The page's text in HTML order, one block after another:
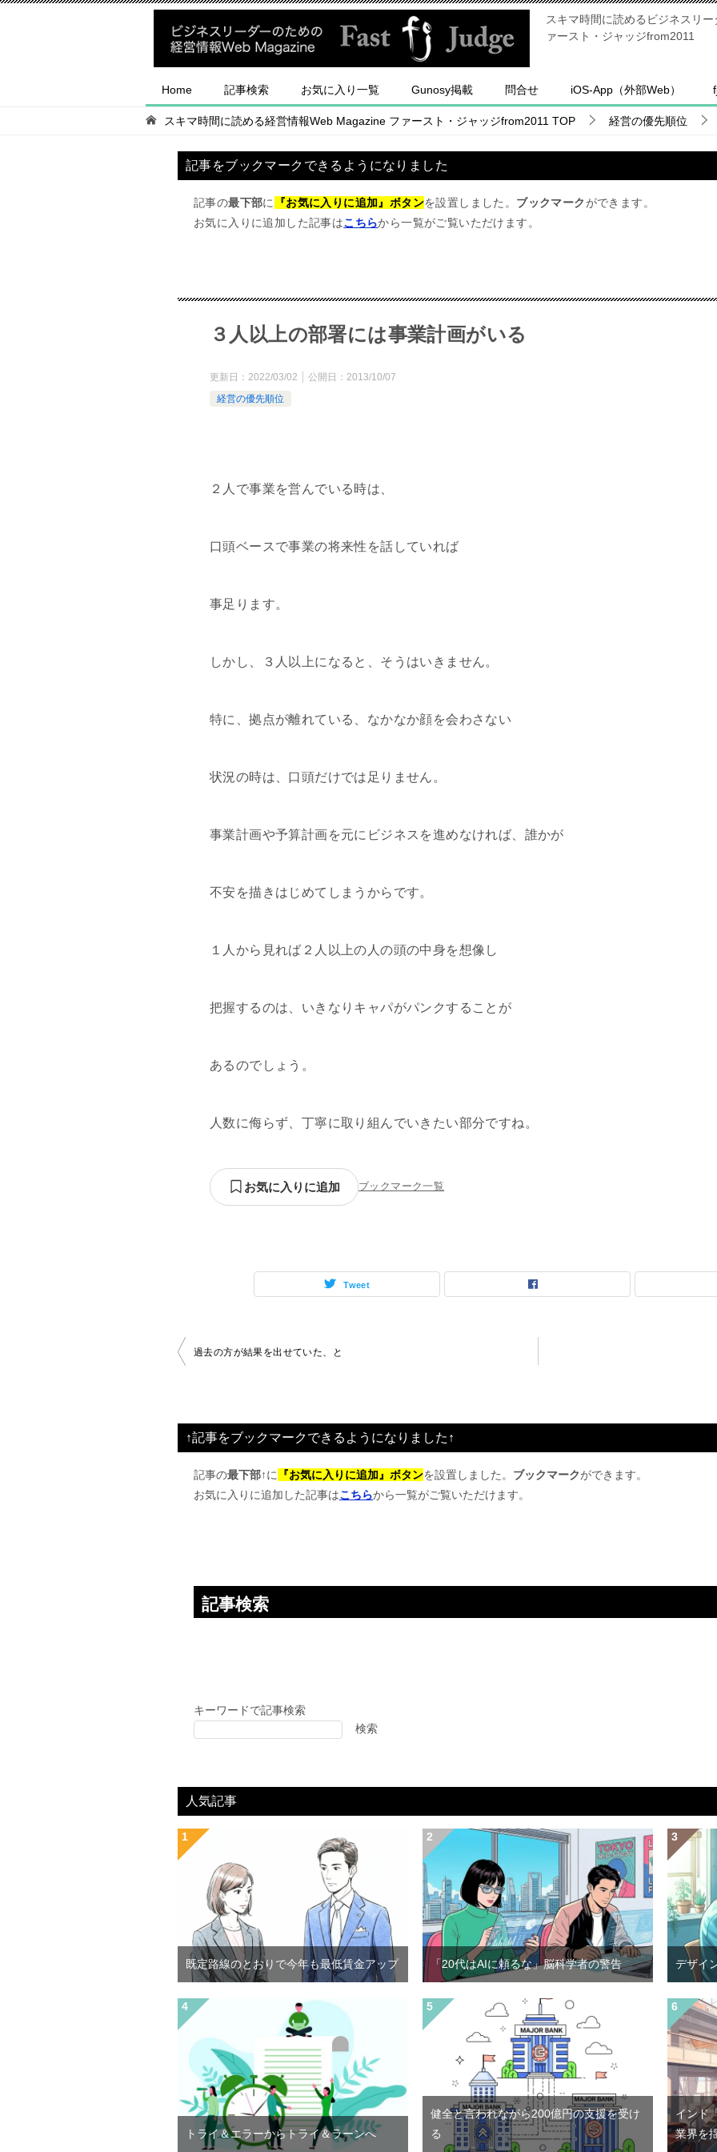
スキマ時間に読めるビジネスリ
ァースト・ジャッジfrom2011
Home 記事検索 お気に入り一覧 Gunosy掲載 問合せ iOS-App（外部Web）
スキマ時間に読める経営情報Web Magazine ファースト・ジャッジfrom2011 TOP 経営の優先順位
記事をブックマークできるようになりました
記事の最下部に 『お気に入りに追加』ボタンを設置しました。 ブックマーク ができます。
お気に入りに追加した記事はこちらから一覧がご覧いただけます。
３人以上の部署には事業計画がいる
更新日： 2022/03/02 公開日： 2013/10/07
経営の優先順位
２人で事業を営んでいる時は、
口頭ベースで事業の将来性を話していれば
事足ります。
しかし、３人以上になると、そうはいきません。
特に、拠点が離れている、なかなか顔を会わさない
状況の時は、口頭だけでは足りません。
事業計画や予算計画を元にビジネスを進めなければ、誰かが
不安を描きはじめてしまうからです。
１人から見れば２人以上の人の頭の中身を想像し
把握するのは、いきなりキャパがパンクすることが
あるのでしょう。
人数に侮らず、丁寧に取り組んでいきたい部分ですね。
お気に入りに追加 ブックマーク一覧
Tweet
投
ビ
ゲ
ー
シ
過去の方が結果を出せていた、と
↑記事をブックマークできるようになりました↑
記事の最下部↑に 『お気に入りに追加』ボタンを設置しました。 ブックマークができます。
お気に入りに追加した記事はこちらから一覧がご覧いただけます。
記事検索
キーワードで記事検索
検索
人気記事
既定路線のとおりで今年も最低賃金アップ 「20代はAIに頼るな」脳科学者の警告 デザイ
トライ＆エラーからトライ＆ラーンへ
健全と言われながら200億円の支援を受け
る
インド
業界を